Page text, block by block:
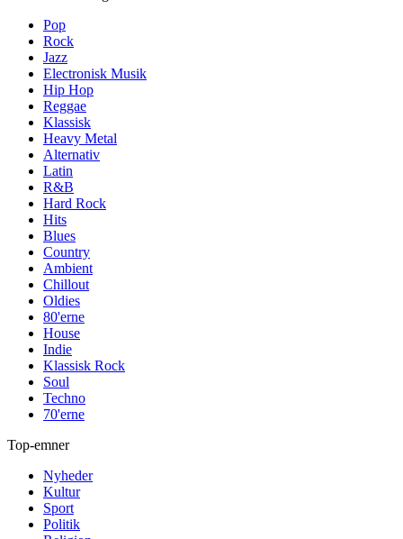
Pop
Rock
Jazz
Electronisk Musik
Hip Hop
Reggae
Klassisk
Heavy Metal
Alternativ
Latin
R&B
Hard Rock
Hits
Blues
Country
Ambient
Chillout
Oldies
80'erne
House
Indie
Klassisk Rock
Soul
Techno
70'erne
Top-emner
Nyheder
Kultur
Sport
Politik